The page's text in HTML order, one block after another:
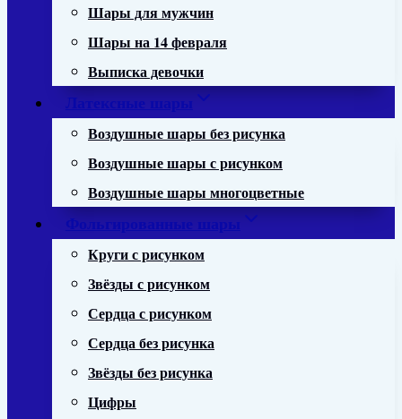
Шары для мужчин
Шары на 14 февраля
Выписка девочки
Латексные шары
Воздушные шары без рисунка
Воздушные шары с рисунком
Воздушные шары многоцветные
Фольгированные шары
Круги с рисунком
Звёзды с рисунком
Сердца с рисунком
Сердца без рисунка
Звёзды без рисунка
Цифры